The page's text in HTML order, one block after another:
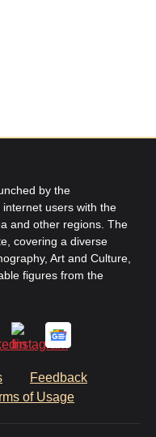
by the
users with the
and other regions. The
covering a diverse
Art and Culture,
figures from the
Feedback
of Usage